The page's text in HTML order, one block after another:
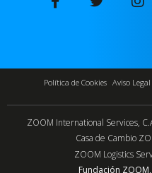
Política de Cookies Aviso Legal
ZOOM International Services,
Casa de Cambio
ZOOM Logistics
Fundación ZOOM,